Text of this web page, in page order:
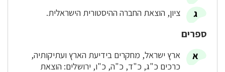
ציון, הוצאת החברה ההיסטורית הישראלית.
ספרים
ארץ ישראל, מחקרים בידיעת הארץ ועתיקותיה,
כרכים כ"ג, כ"ד, כ"ה, כ"ו, ירושלים: הוצאת